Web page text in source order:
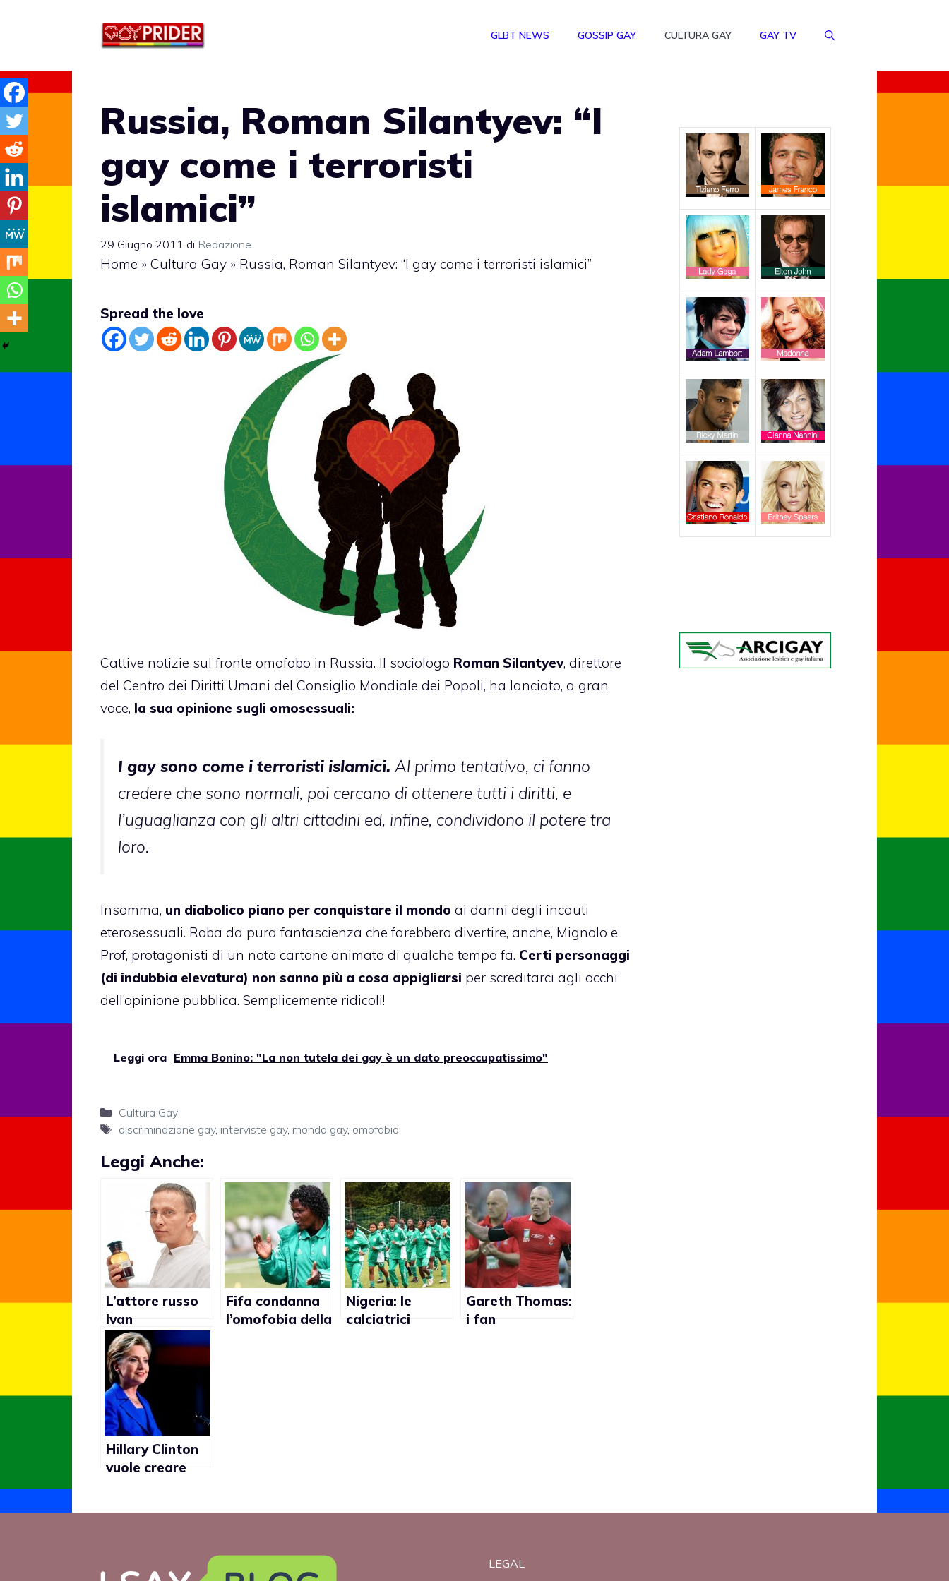
GLBT NEWS GOSSIP GAY CULTURA GAY GAY TV
Russia, Roman Silantyev: “I
gay come i terroristi
islamici”
29 Giugno 2011 di Redazione
Home » Cultura Gay » Russia, Roman Silantyev: “I gay come i terroristi islamici”
Spread the love
Cattive notizie sul fronte omofobo in Russia. Il sociologo Roman Silantyev, direttore
del Centro dei Diritti Umani del Consiglio Mondiale dei Popoli, ha lanciato, a gran
voce, la sua opinione sugli omosessuali:
I gay sono come i terroristi islamici. Al primo tentativo, ci fanno
credere che sono normali, poi cercano di ottenere tutti i diritti, e
l’uguaglianza con gli altri cittadini ed, infine, condividono il potere tra
loro.
Insomma, un diabolico piano per conquistare il mondo ai danni degli incauti
eterosessuali. Roba da pura fantascienza che farebbero divertire, anche, Mignolo e
Prof, protagonisti di un noto cartone animato di qualche tempo fa. Certi personaggi
(di indubbia elevatura) non sanno più a cosa appigliarsi per screditarci agli occhi
dell’opinione pubblica. Semplicemente ridicoli!
Leggi ora Emma Bonino: "La non tutela dei gay è un dato preoccupatissimo"
Categorie
Cultura Gay
Tag
discriminazione gay, interviste gay, mondo gay, omofobia
Leggi Anche:
L’attore russo
Ivan
Okhlobystin:
“Gli uomini di
oggi? Tutti froci
ed ubriaconi”
Fifa condanna
l’omofobia della
Nigeria: le
calciatrici
Gareth Thomas:
i fan
Hillary Clinton
vuole creare
LEGAL